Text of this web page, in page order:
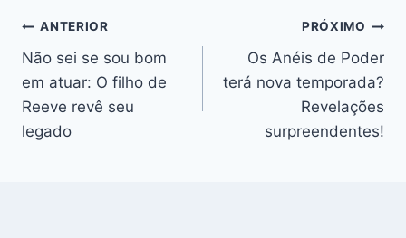
Navegação
de
Post
ANTERIOR
Não sei se sou bom
em atuar: O filho de
Reeve revê seu
legado
PRÓXIMO
Os Anéis de Poder
terá nova temporada?
Revelações
surpreendentes!